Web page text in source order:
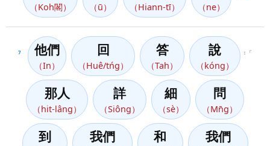
（Koh閣） （ū） （Hiann-tī） （ne）
7 他們
（In）
回
（Huê/tńg）
答
（Tah）
說
（kóng）
：「
那人
（hit-lâng）
詳
（Siông）
細
（sè）
問
（Mn̄g）
到 我們 和 我們